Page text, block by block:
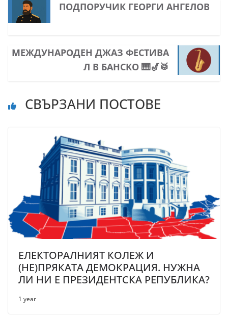
ПОДПОРУЧИК ГЕОРГИ АНГЕЛОВ
МЕЖДУНАРОДЕН ДЖАЗ ФЕСТИВА
Л В БАНСКО 🎹🎷🥁
СВЪРЗАНИ ПОСТОВЕ
ЕЛЕКТОРАЛНИЯТ КОЛЕЖ И
(НЕ)ПРЯКАТА ДЕМОКРАЦИЯ. НУЖНА
ЛИ НИ Е ПРЕЗИДЕНТСКА РЕПУБЛИКА?
1 year